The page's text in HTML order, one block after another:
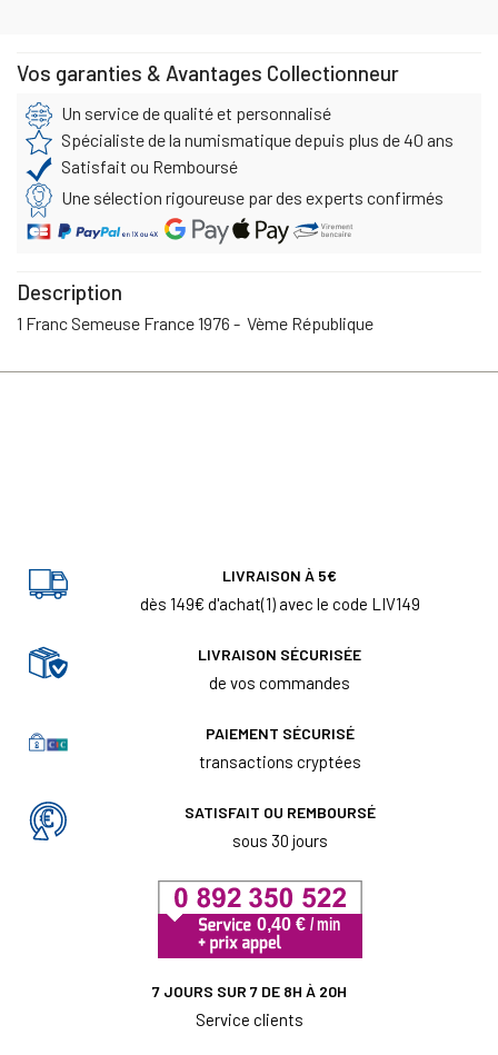
Vos garanties & Avantages Collectionneur
Un service de qualité et personnalisé
Spécialiste de la numismatique depuis plus de 40 ans
Satisfait ou Remboursé
Une sélection rigoureuse par des experts confirmés
Description
1 Franc Semeuse France 1976 - Vème République
LIVRAISON À 5€
dès 149€ d'achat(1) avec le code LIV149
LIVRAISON SÉCURISÉE
de vos commandes
PAIEMENT SÉCURISÉ
transactions cryptées
SATISFAIT OU REMBOURSÉ
sous 30 jours
7 JOURS SUR 7 DE 8H À 20H
Service clients